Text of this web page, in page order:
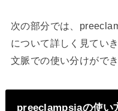
次の部分では、
について詳しく見てい
文脈での使い分けがで
preeclampsiaの使い